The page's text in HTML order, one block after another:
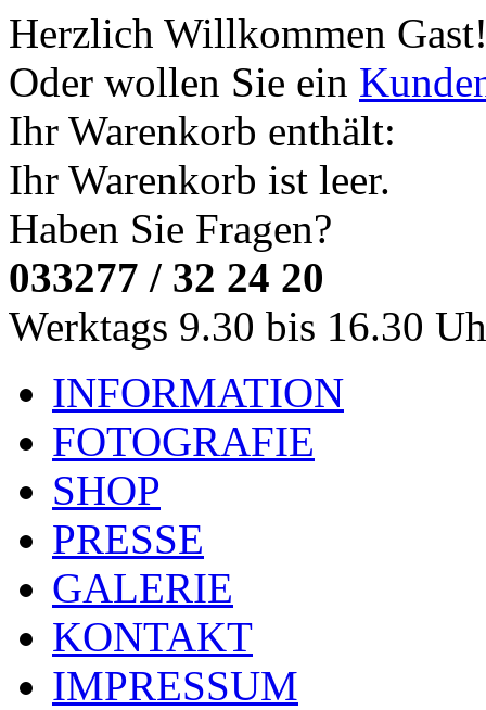
Herzlich Willkommen
Oder wollen Sie ein
Ihr Warenkorb enthält:
Ihr Warenkorb ist leer.
Haben Sie Fragen?
033277 / 32 24 20
Werktags 9.30 bis 16.30
INFORMATION
FOTOGRAFIE
SHOP
PRESSE
GALERIE
KONTAKT
IMPRESSUM